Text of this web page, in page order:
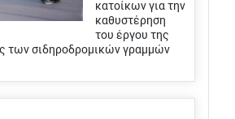
κατοίκων για την
καθυστέρηση
του έργου της
των σιδηροδρομικών γραμμών